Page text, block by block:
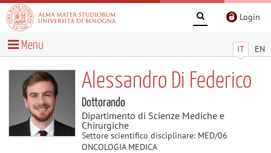
Login
IT EN
Menu
Alessandro Di Federico
Dottorando
Dipartimento di Scienze Mediche e
Chirurgiche
Settore scientifico disciplinare: MED/06
ONCOLOGIA MEDICA